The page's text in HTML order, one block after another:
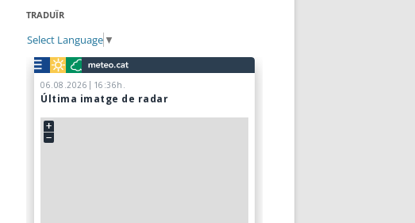
TRADUÏR
Select Language ▼